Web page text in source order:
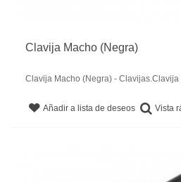
Clavija Macho (Negra)
Clavija Macho (Negra) -
Añadir a lista de deseos Vista